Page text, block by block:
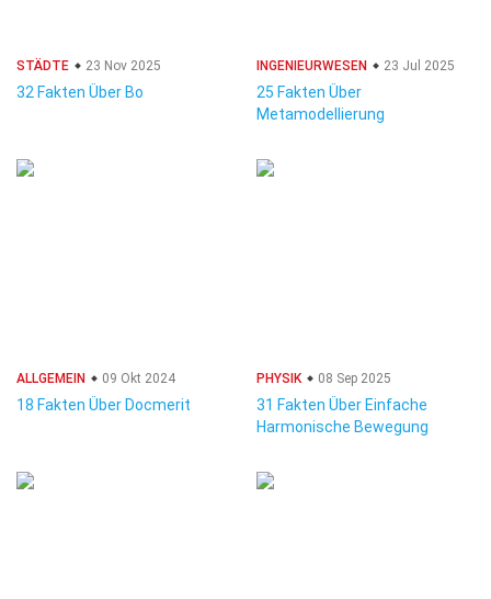
STÄDTE 23 Nov 2025
32 Fakten Über Bo
INGENIEURWESEN 23 Jul 2025
25 Fakten Über
Metamodellierung
ALLGEMEIN 09 Okt 2024
18 Fakten Über Docmerit
PHYSIK 08 Sep 2025
31 Fakten Über Einfache
Harmonische Bewegung